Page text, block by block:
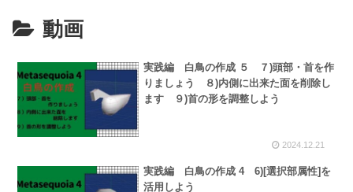
動画
実践編 白鳥の作成 ５ ７)頭部・首を作
りましょう ８)内側に出来た面を削除し
ます ９)首の形を調整しよう
2024.12.21
実践編 白鳥の作成 4 6)[選択部属性]を
活用しよう